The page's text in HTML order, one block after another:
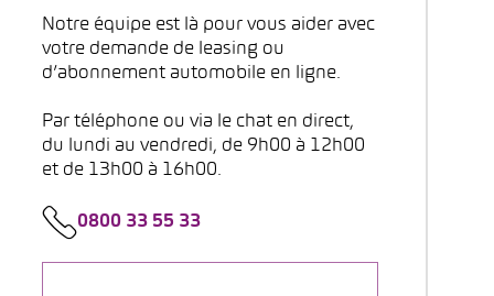
Notre équipe est là pour vous aider avec
votre demande de leasing ou
d’abonnement automobile en ligne.
Par téléphone ou via le chat en direct,
du lundi au vendredi, de 9h00 à 12h00
et de 13h00 à 16h00.
0800 33 55 33